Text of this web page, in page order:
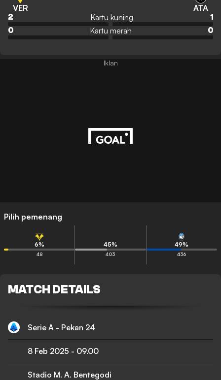
VER ATA
2 Kartu kuning
1
0
Kartu merah 0
Pilih pemenang
6%
48
45%
403
49%
436
MATCH DETAILS
Serie A - Pekan 24
8 Feb 2025 - 09.00
Stadio M. A. Bentegodi
Iklan